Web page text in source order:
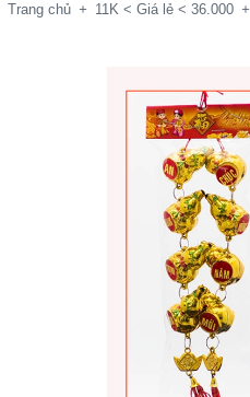
Trang chủ + 11K < Giá lẻ < 36.000 +